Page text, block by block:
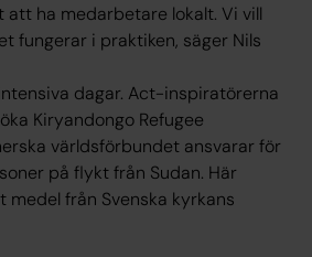
att ha medarbetare lokalt. Vi vill
fungerar i praktiken, säger Nils
dagar. Act-inspiratörerna
Kiryandongo Refugee
världsförbundet ansvarar för
på flykt från Sudan. Här
medel från Svenska kyrkans